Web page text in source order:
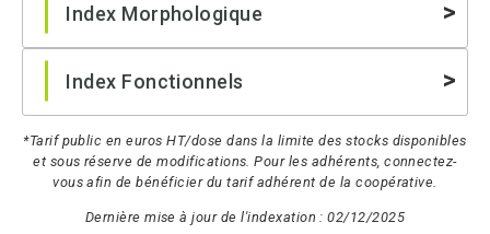
Index Morphologique
Index Fonctionnels
*Tarif public en euros HT/dose dans la limite des stocks disponibles
et sous réserve de modifications. Pour les adhérents, connectez-
vous afin de bénéficier du tarif adhérent de la coopérative.
Dernière mise à jour de l'indexation : 02/12/2025